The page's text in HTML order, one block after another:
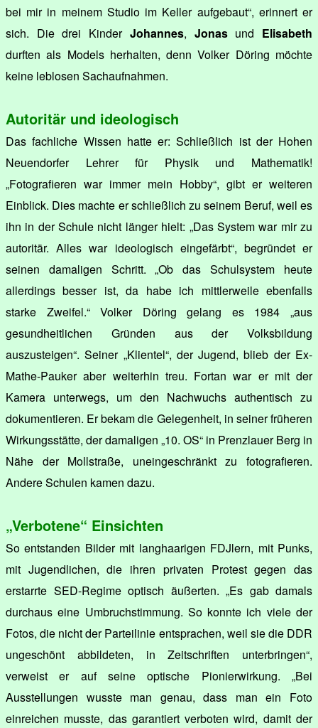
bei mir in meinem Studio im Keller aufgebaut“, erinnert er
sich. Die drei Kinder Johannes, Jonasund Elisabeth
durften als Models herhalten, denn Volker Döring möchte
keine leblosen Sachaufnahmen.
Autoritär und ideologisch
Das fachliche Wissen hatte er: Schließlich ist der Hohen
Neuendorfer Lehrer für Physik und Mathematik!
„Fotografieren war immer mein Hobby“, gibt er weiteren
Einblick. Dies machte er schließlich zu seinem Beruf, weil es
ihn in der Schule nicht länger hielt: „Das System war mir zu
autoritär. Alles war ideologisch eingefärbt“, begründet er
seinen damaligen Schritt. „Ob das Schulsystem heute
allerdings besser ist, da habe ich mittlerweile ebenfalls
starke Zweifel.“ Volker Döring gelang es 1984 „aus
gesundheitlichen Gründen aus der Volksbildung
auszusteigen“. Seiner „Klientel“, der Jugend, blieb der Ex-
Mathe-Pauker aber weiterhin treu. Fortan war er mit der
Kamera unterwegs, um den Nachwuchs authentisch zu
dokumentieren. Er bekam die Gelegenheit, in seiner früheren
Wirkungsstätte, der damaligen „10. OS“ in Prenzlauer Berg in
Nähe der Mollstraße, uneingeschränkt zu fotografieren.
Andere Schulen kamen dazu.
„Verbotene“ Einsichten
So entstanden Bilder mit langhaarigen FDJlern, mit Punks,
mit Jugendlichen, die ihren privaten Protest gegen das
erstarrte SED-Regime optisch äußerten. „Es gab damals
durchaus eine Umbruchstimmung. So konnte ich viele der
Fotos, die nicht der Parteilinie entsprachen, weil sie die DDR
ungeschönt abbildeten, in Zeitschriften unterbringen“,
verweist er auf seine optische Pionierwirkung. „Bei
Ausstellungen wusste man genau, dass man ein Foto
einreichen musste, das garantiert verboten wird, damit der